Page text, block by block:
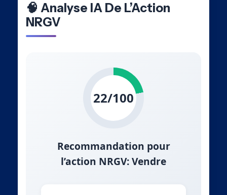
🧠 Analyse IA De L’Action
NRGV
22/100
Recommandation pour
l’action NRGV: Vendre